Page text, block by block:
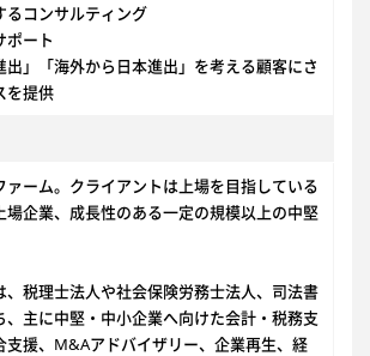
るコンサルティング
ート
出」「海外から日本進出」を考える顧客にさ
を提供
ァーム。クライアントは上場を目指している
場企業、成長性のある一定の規模以上の中堅
、税理士法人や社会保険労務士法人、司法書
、主に中堅・中小企業へ向けた会計・税務支
支援、M&Aアドバイザリー、企業再生、経